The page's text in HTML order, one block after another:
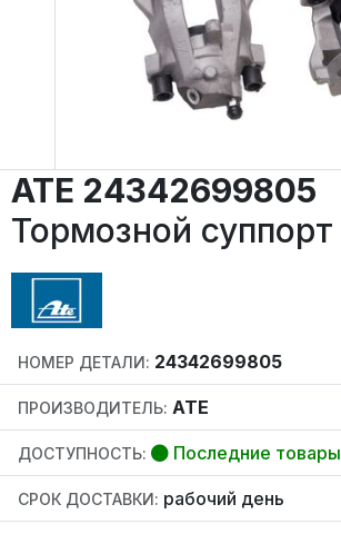
ATE 24342699805
Тормозной суппорт
НОМЕР ДЕТАЛИ: 24342699805
ПРОИЗВОДИТЕЛЬ: ATE
ДОСТУПНОСТЬ: Последние товары
СРОК ДОСТАВКИ: рабочий день